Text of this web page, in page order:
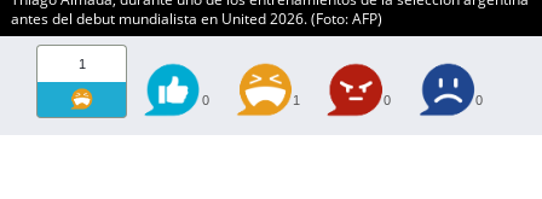
antes del debut mundialista en United 2026. (Foto: AFP)
1
0 1 0 0